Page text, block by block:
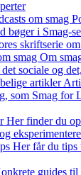
om smag
bøger i Smag-
skriftserie
smag Om
det sociale og
artikler
som Smag for
Her finder du
Her får du tips
guides til